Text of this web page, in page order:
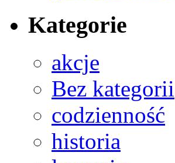
Kategorie
akcje
Bez kategorii
codzienność
historia